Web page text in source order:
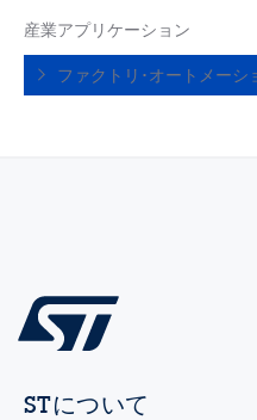
産業アプリケーション
ファクトリ･オートメーシ
STについて